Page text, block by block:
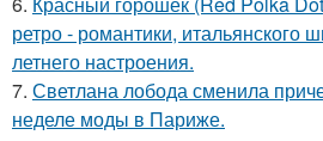
ретро - романтики, итальянского
летнего настроения.
7. Светлана лобода сменила
неделе моды в Париже.